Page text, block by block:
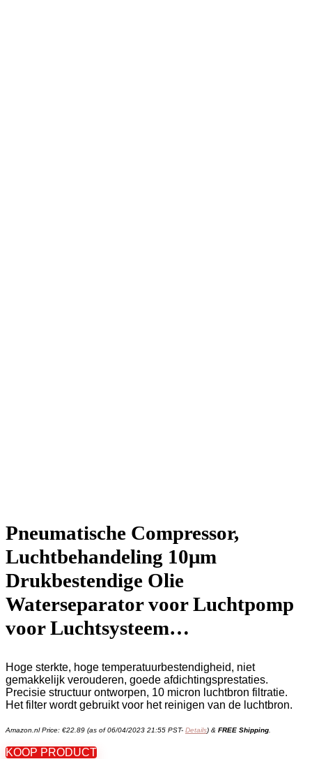
Pneumatische Compressor,
Luchtbehandeling 10μm
Drukbestendige Olie
Waterseparator voor Luchtpomp
voor Luchtsysteem…
Hoge sterkte, hoge temperatuurbestendigheid, niet
gemakkelijk verouderen, goede afdichtingsprestaties.
Precisie structuur ontworpen, 10 micron luchtbron filtratie.
Het filter wordt gebruikt voor het reinigen van de luchtbron.
Amazon.nl Price: €22.89 (as of 06/04/2023 21:55 PST- Details) & FREE Shipping
KOOP PRODUCT